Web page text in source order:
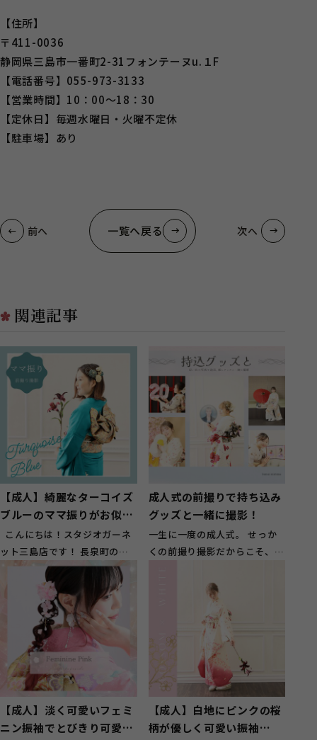
【住所】
〒411-0036
静岡県三島市一番町2-31フォンテーヌu.１F
【電話番号】055-973-3133
【営業時間】10：00～18：30
【定休日】毎週水曜日・火曜不定休
【駐車場】あり
前へ 一覧へ戻る 次へ
関連記事
【成人】綺麗なターコイズ
ブルーのママ振りがお似合
いのお嬢様【長泉町】
こんにちは！スタジオガーネ
ット三島店です！ 長泉町のお
客様に多くご来店頂いておりま
成人式の前撮りで持ち込み
グッズと一緒に撮影！
一生に一度の成人式。 せっか
くの前撮り撮影だからこそ、振
【成人】淡く可愛いフェミ
ニン振袖でとびきり可愛
【成人】白地にピンクの桜
柄が優しく可愛い振袖